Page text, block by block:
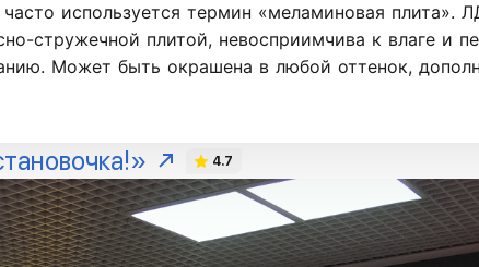
используется термин «меламиновая плита».
стружечной плитой, невосприимчива к влаге и
Может быть окрашена в любой оттенок,
4.7